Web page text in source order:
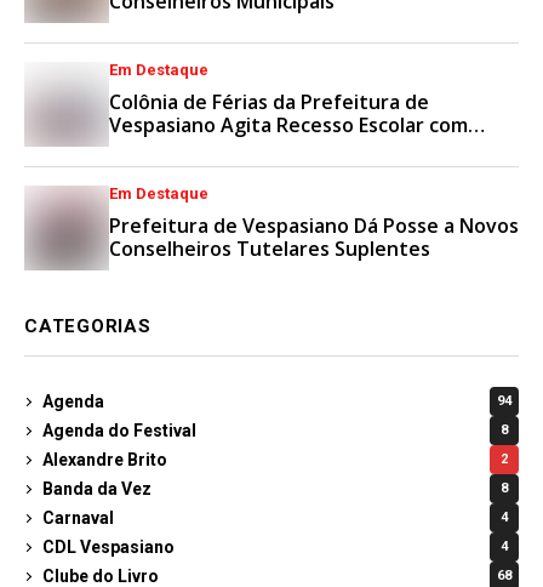
Em Destaque
Colônia de Férias da Prefeitura de
Vespasiano Agita Recesso Escolar com
Em Destaque
Prefeitura de Vespasiano Dá Posse a Novos
Conselheiros Tutelares Suplentes
CATEGORIAS
Agenda 94
Agenda do Festival 8
Alexandre Brito 2
Banda da Vez 8
Carnaval 4
CDL Vespasiano 4
Clube do Livro 68